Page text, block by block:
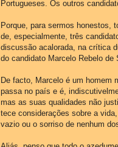
Portugueses. Os outros
Porque, para sermos honestos,
de, especialmente, três
discussão acalorada, na crítica
do candidato Marcelo Rebelo de
De facto, Marcelo é um homem
passa no país e é,
mas as suas qualidades não
tece considerações sobre a
vazio ou o sorriso de nenhum